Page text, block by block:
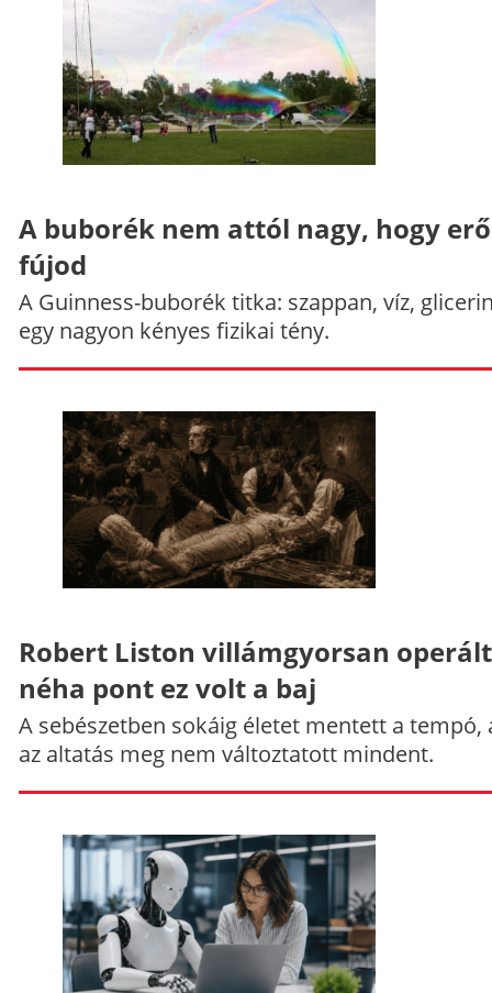
A buborék nem attól nagy, hogy
fújod
A Guinness-buborék titka: szappan, víz,
egy nagyon kényes fizikai tény.
Robert Liston villámgyorsan
néha pont ez volt a baj
A sebészetben sokáig életet mentett a tempó,
az altatás meg nem változtatott mindent.